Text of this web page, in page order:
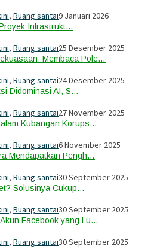
, Ruang santai9 Januari 2026
Infrastrukt…
, Ruang santai25 Desember 2025
Membaca Pole…
, Ruang santai24 Desember 2025
Didominasi AI, S…
, Ruang santai27 November 2025
Kubangan Korups…
, Ruang santai6 November 2025
Mendapatkan Pengh…
, Ruang santai30 September 2025
Solusinya Cukup…
, Ruang santai30 September 2025
Facebook yang Lu…
, Ruang santai30 September 2025